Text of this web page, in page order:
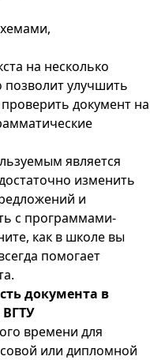
на несколько
позволит улучшить
документ на
является
изменить
и
с программами-
как в школе вы
помогает
документа в
времени для
или дипломной